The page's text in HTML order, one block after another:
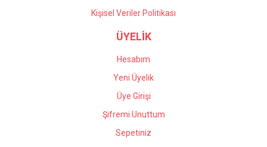
Kişisel Veriler Politikası
ÜYELİK
Hesabım
Yeni Üyelik
Üye Girişi
Şifremi Unuttum
Sepetiniz